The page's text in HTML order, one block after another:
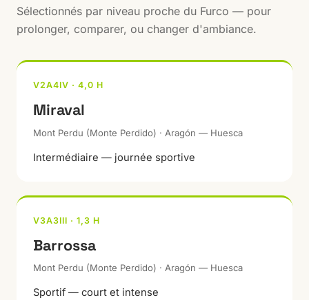
Sélectionnés par niveau proche du Furco — pour
prolonger, comparer, ou changer d'ambiance.
V2A4IV · 4,0 H
Miraval
Mont Perdu (Monte Perdido) · Aragón — Huesca
Intermédiaire — journée sportive
V3A3III · 1,3 H
Barrossa
Mont Perdu (Monte Perdido) · Aragón — Huesca
Sportif — court et intense